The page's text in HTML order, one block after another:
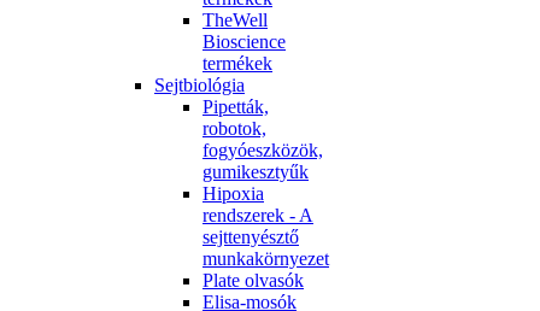
TheWell
Bioscience
termékek
Sejtbiológia
Pipetták,
robotok,
fogyóeszközök,
gumikesztyűk
Hipoxia
rendszerek - A
sejttenyésztő
munkakörnyezet
Plate olvasók
Elisa-mosók